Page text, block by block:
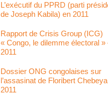
L’exécutif du PPRD (parti
de Joseph Kabila) en 2011
Rapport de Crisis Group (ICG)
« Congo, le dilemme électoral »
2011
Dossier ONG congolaises sur
l’assasinat de Floribert
2011